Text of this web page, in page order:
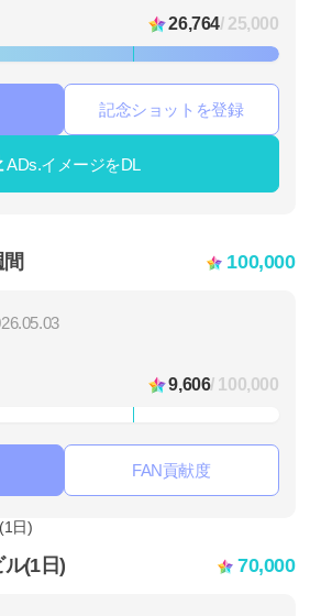
26,764/ 25,000
記念ショットを登録
ADs.イメージをDL
100,000
9,606/ 100,000
FAN貢献度
(1日) 70,000